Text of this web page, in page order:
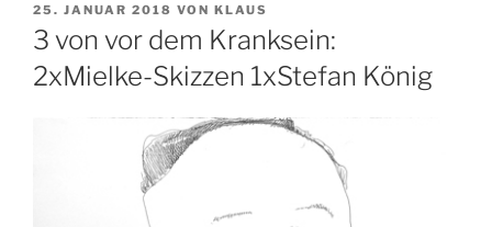
VERÖFFENTLICHT
AM
25. JANUAR 2018 VON KLAUS
3 von vor dem Kranksein:
2xMielke-Skizzen 1xStefan König